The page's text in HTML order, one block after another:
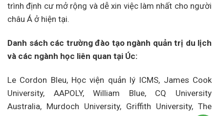
trình định cư mở rộng và dễ xin việc làm nhất cho người
châu Á ở hiện tại.
Danh sách các trường đào tạo ngành quản trị du lịch
và các ngành học liên quan tại Úc:
Le Cordon Bleu, Học viện quản lý ICMS, James Cook
University, AAPOLY, William Blue, CQ University
Australia, Murdoch University, Griffith University, The